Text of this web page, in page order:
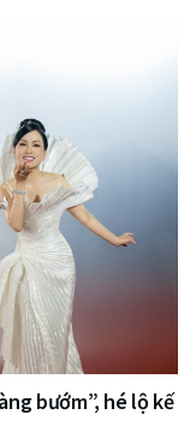
bướm”, hé lộ kế